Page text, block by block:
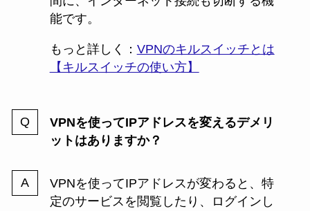
能です。
もっと詳しく： VPNのキルスイッチとは
【キルスイッチの使い方】
VPNを使ってIPアドレスを変えるデメリ
ットはありますか？
VPNを使ってIPアドレスが変わると、特
定のサービスを閲覧したり、ログインし